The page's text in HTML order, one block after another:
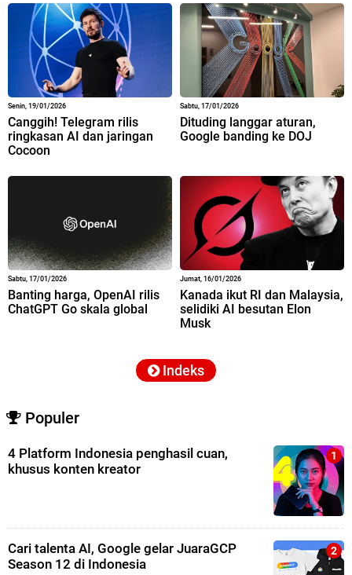
Senin, 19/01/2026
Canggih! Telegram rilis
ringkasan AI dan jaringan
Cocoon
Sabtu, 17/01/2026
Dituding langgar aturan,
Google banding ke DOJ
Sabtu, 17/01/2026
Banting harga, OpenAI rilis
ChatGPT Go skala global
Jumat, 16/01/2026
Kanada ikut RI dan Malaysia,
selidiki AI besutan Elon
Musk
Indeks
Populer
4 Platform Indonesia penghasil cuan,
khusus konten kreator
Cari talenta AI, Google gelar JuaraGCP
Season 12 di Indonesia